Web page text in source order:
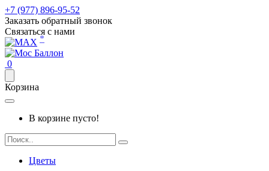
+7 (977) 896-95-52
Заказать обратный звонок
Связаться с нами
*
0
Корзина
В корзине пусто!
Цветы